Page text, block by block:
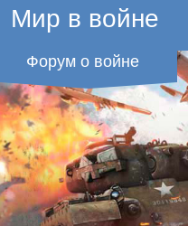
Мир в войне
Форум о войне